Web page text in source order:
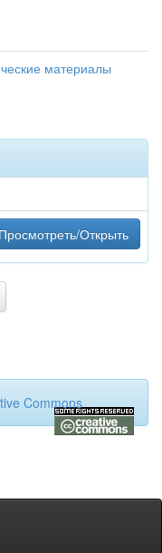
материалы
Просмотреть/Открыть
Commons